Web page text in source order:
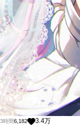
3時間6,182 3.4万